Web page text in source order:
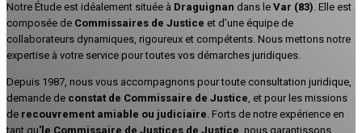
Notre Étude est idéalement située à Draguignan dans le Var (83). Elle est
composée de Commissaires de Justice et d’une équipe de
collaborateurs dynamiques, rigoureux et compétents. Nous mettons notre
expertise à votre service pour toutes vos démarches juridiques.
Depuis 1987, nous vous accompagnons pour toute consultation juridique,
demande de constat de Commissaire de Justice, et pour les missions
de recouvrement amiable ou judiciaire. Forts de notre expérience en
tant qu'le Commissaire de Justices de Justice, nous garantissons